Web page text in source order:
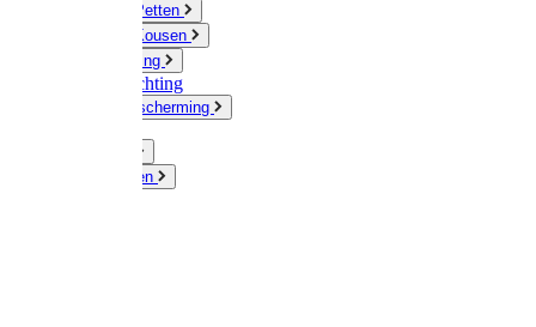
Hoeden / Petten
Sokken / Kousen
Winterkleding
Winkelinrichting
Gelaatsbescherming
Knaagdieren